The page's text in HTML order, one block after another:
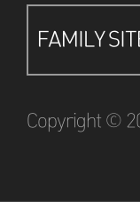
Copyright ©